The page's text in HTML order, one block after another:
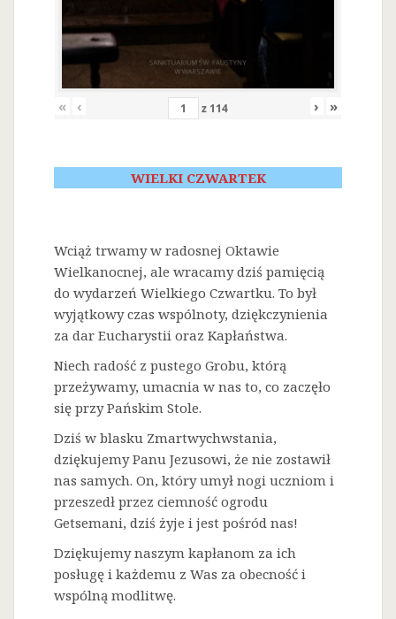
« ‹ z 114 › »
WIELKI CZWARTEK
Wciąż trwamy w radosnej Oktawie
Wielkanocnej, ale wracamy dziś pamięcią
do wydarzeń Wielkiego Czwartku. To był
wyjątkowy czas wspólnoty, dziękczynienia
za dar Eucharystii oraz Kapłaństwa.
Niech radość z pustego Grobu, którą
przeżywamy, umacnia w nas to, co zaczęło
się przy Pańskim Stole.
Dziś w blasku Zmartwychwstania,
dziękujemy Panu Jezusowi, że nie zostawił
nas samych. On, który umył nogi uczniom i
przeszedł przez ciemność ogrodu
Getsemani, dziś żyje i jest pośród nas!
Dziękujemy naszym kapłanom za ich
posługę i każdemu z Was za obecność i
wspólną modlitwę.